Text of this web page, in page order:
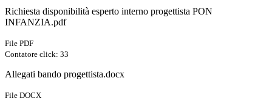
Richiesta disponibilità esperto interno progettista PON
INFANZIA.pdf
File PDF
Contatore click: 33
Allegati bando progettista.docx
File DOCX